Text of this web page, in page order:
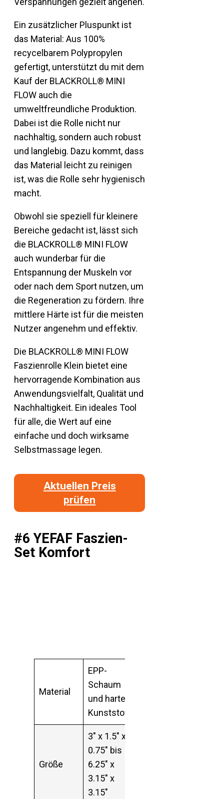
Ein zusätzlicher Pluspunkt ist
das Material: Aus 100%
recycelbarem Polypropylen
gefertigt, unterstützt du mit dem
Kauf der BLACKROLL® MINI
FLOW auch die
umweltfreundliche Produktion.
Dabei ist die Rolle nicht nur
nachhaltig, sondern auch robust
und langlebig. Dazu kommt, dass
das Material leicht zu reinigen
ist, was die Rolle sehr hygienisch
macht.
Obwohl sie speziell für kleinere
Bereiche gedacht ist, lässt sich
die BLACKROLL® MINI FLOW
auch wunderbar für die
Entspannung der Muskeln vor
oder nach dem Sport nutzen, um
die Regeneration zu fördern. Ihre
mittlere Härte ist für die meisten
Nutzer angenehm und effektiv.
Die BLACKROLL® MINI FLOW
Faszienrolle Klein bietet eine
hervorragende Kombination aus
Anwendungsvielfalt, Qualität und
Nachhaltigkeit. Ein ideales Tool
für alle, die Wert auf eine
einfache und doch wirksame
Selbstmassage legen.
Aktuellen Preis
prüfen
#6 YEFAF Faszien-
Set Komfort
Material
EPP-
Schaum
und harter
Kunststoff
Größe
3″ x 1.5″ x
0.75″ bis
6.25″ x
3.15″ x
3.15″